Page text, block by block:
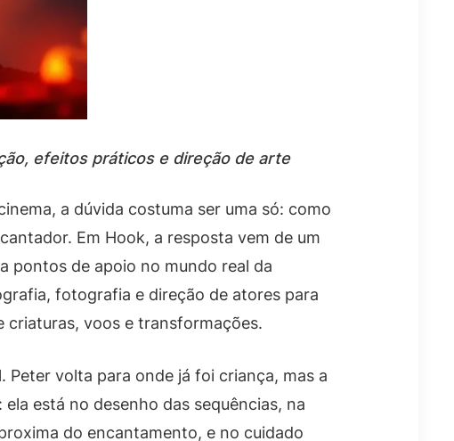
efeitos práticos e direção de arte
a dúvida costuma ser uma só: como
Em Hook, a resposta vem de um
pontos de apoio no mundo real da
fotografia e direção de atores para
criaturas, voos e transformações.
volta para onde já foi criança, mas a
está no desenho das sequências, na
do encantamento, e no cuidado